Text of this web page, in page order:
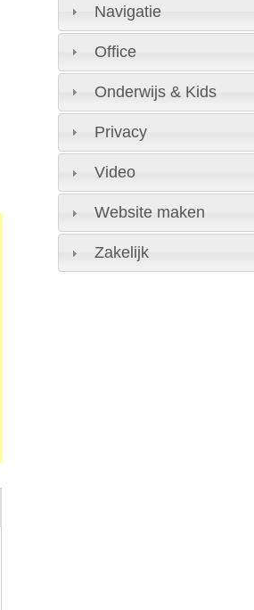
Navigatie
Office
Onderwijs & Kids
Privacy
Video
Website maken
Zakelijk